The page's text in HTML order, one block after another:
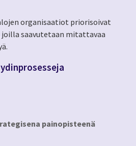
organisaatiot priorisoivat
saavutetaan mitattavaa
painopisteenä